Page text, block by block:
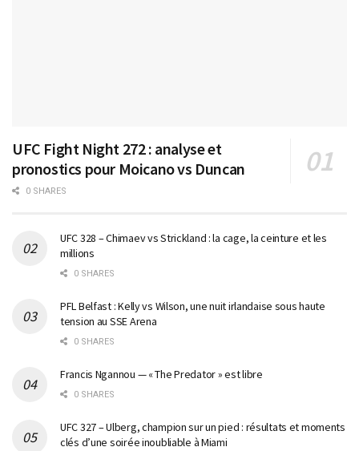
UFC Fight Night 272 : analyse et
pronostics pour Moicano vs Duncan
0 SHARES
UFC 328 – Chimaev vs Strickland : la cage, la ceinture et les
millions
0 SHARES
PFL Belfast : Kelly vs Wilson, une nuit irlandaise sous haute
tension au SSE Arena
0 SHARES
Francis Ngannou — « The Predator » est libre
0 SHARES
UFC 327 – Ulberg, champion sur un pied : résultats et moments
clés d’une soirée inoubliable à Miami